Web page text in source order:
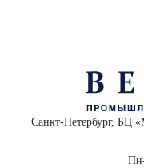
Санкт-Петербург, БЦ